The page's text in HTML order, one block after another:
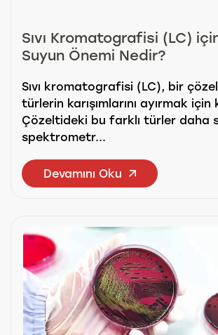
Sıvı Kromatografisi (LC)
Suyun Önemi Nedir?
Sıvı kromatografisi (LC), bir
türlerin karışımlarını ayırmak için
Çözeltideki bu farklı türler daha
spektrometr...
Devamını Oku